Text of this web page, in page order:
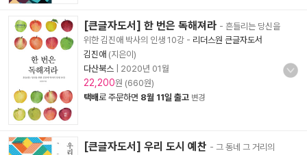
[큰글자도서] 한 번은 독해져라 - 흔들리는 당신을
위한 김진애 박사의 인생 10강 - 리더스원 큰글자도서
김진애 (지은이)
다산북스
2020년 01월
22,200원 (660원)
택배로 주문하면 8월 11일 출고 변경
[큰글자도서] 우리 도시 예찬 - 그 동네 그 거리의